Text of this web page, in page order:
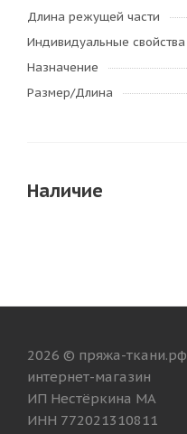
Длина режущей части
Индивидуальные свойства
Назначение
Размер/Длина
Наличие
2026 © пряжа-ткани.рф
интернет-магазин
ИП Нестёркина МА
ИНН 772021310811